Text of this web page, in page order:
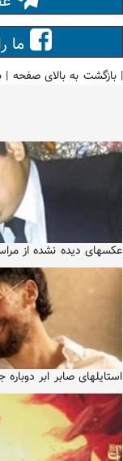
ما
|بازگشت به بالای صفحه |
عکسهای دیده نشده از
استایلهای صابر ابر